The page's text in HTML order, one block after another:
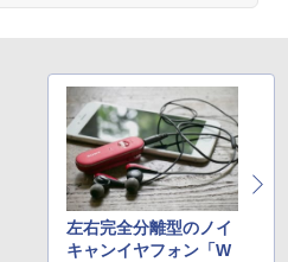
左右完全分離型のノイ
キャンイヤフォン「W